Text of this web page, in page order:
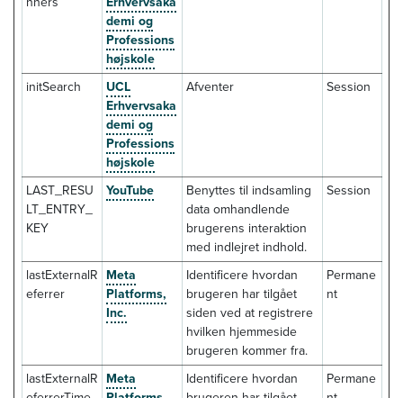
demi og
Professions
højskole
initSearch
UCL
Erhvervsaka
demi og
Professions
højskole
Afventer Session
LAST_RESU
LT_ENTRY_
KEY
YouTube
Benyttes til indsamling
data omhandlende
brugerens interaktion
med indlejret indhold.
Session
lastExternalR
eferrer
Meta
Platforms,
Inc.
Identificere hvordan
brugeren har tilgået
siden ved at registrere
hvilken hjemmeside
brugeren kommer fra.
Permane
nt
lastExternalR Meta
Identificere hvordan
Permane